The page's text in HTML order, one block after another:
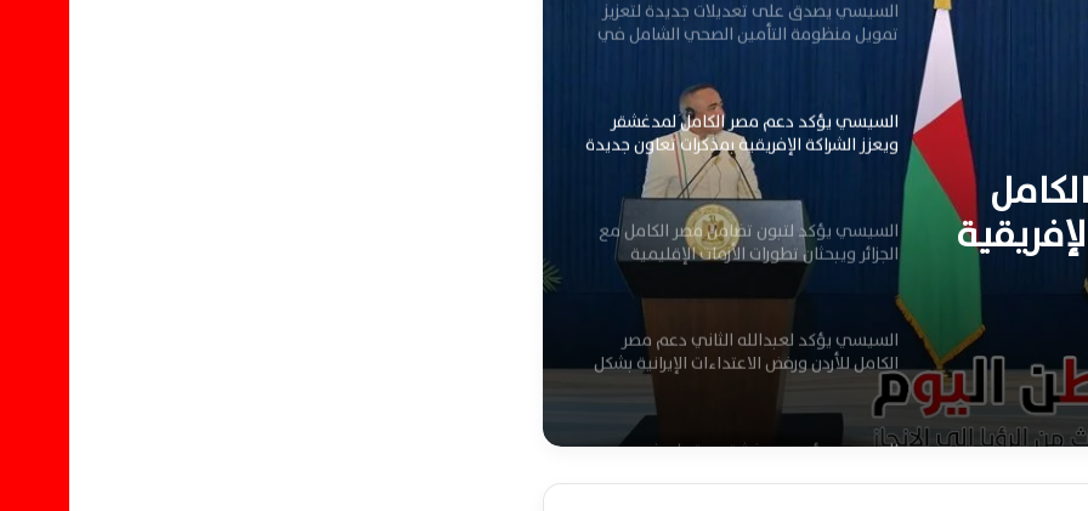
مصر
تطورات
ويعزز الشراكة الإفريقية بمذكرات تعاون جديدة
السيسي يؤكد لتبون تضامن مصر الكامل مع
الجزائر ويبحثان تطورات الأزمات الإقليمية
الكامل للأردن ورفض الاعتداءات الإيرانية بشكل
حاسم
السيسي ورئيس مدغشقر يوقعان خمس
مذكرات تفاهم لتعزيز التعاون الثنائي في
العلمين اليوم